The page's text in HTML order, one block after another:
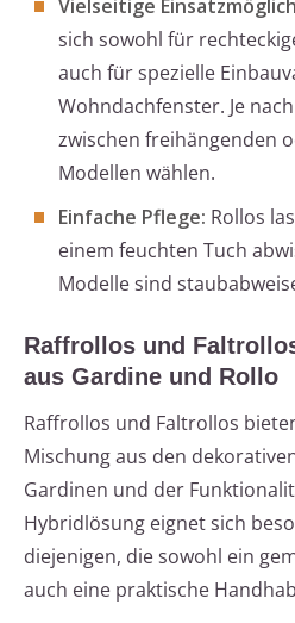
Vielseitige
sich sowohl für
auch für spezielle
Wohndachfenster. Je
zwischen freihängenden
Modellen wählen.
Einfache Pflege: Rollos
einem feuchten Tuch
Modelle sind
Raffrollos und
aus Gardine und Rollo
Raffrollos und Faltrollos
Mischung aus den
Gardinen und der
Hybridlösung eignet sich
diejenigen, die sowohl ein
auch eine praktische